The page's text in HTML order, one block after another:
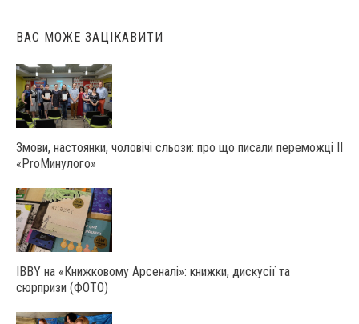
ВАС МОЖЕ ЗАЦІКАВИТИ
Змови, настоянки, чоловічі сльози: про що писали переможці ІІ
«ProМинулого»
IBBY на «Книжковому Арсеналі»: книжки, дискусії та
сюрпризи (ФОТО)